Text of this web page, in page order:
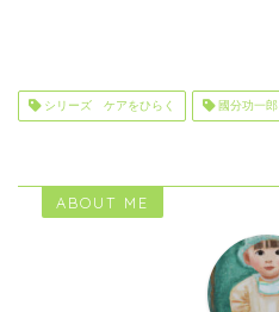
シリーズ ケアをひらく 國分功一郎
ABOUT ME